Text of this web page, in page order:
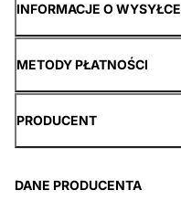
INFORMACJE O WYSYŁCE
METODY PŁATNOŚCI
PRODUCENT
DANE PRODUCENTA